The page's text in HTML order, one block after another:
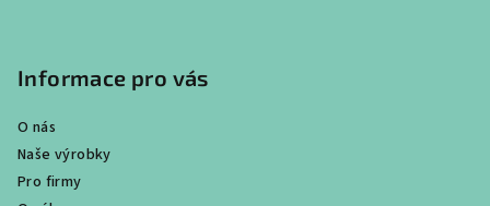
Informace pro vás
O nás
Naše výrobky
Pro firmy